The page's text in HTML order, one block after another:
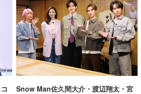
Snow Man佐久間大介・渡辺翔太・宮